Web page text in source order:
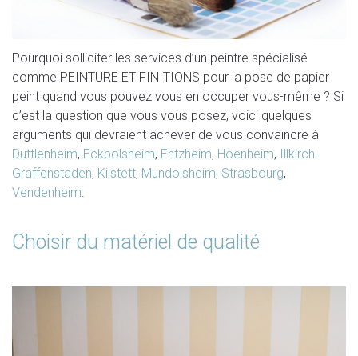
Pourquoi solliciter les services d’un peintre spécialisé
comme PEINTURE ET FINITIONS pour la pose de papier
peint quand vous pouvez vous en occuper vous-même ? Si
c’est la question que vous vous posez, voici quelques
arguments qui devraient achever de vous convaincre à
Duttlenheim, Eckbolsheim, Entzheim, Hoenheim, Illkirch-
Graffenstaden, Kilstett, Mundolsheim, Strasbourg,
Vendenheim
Choisir du matériel de qualité